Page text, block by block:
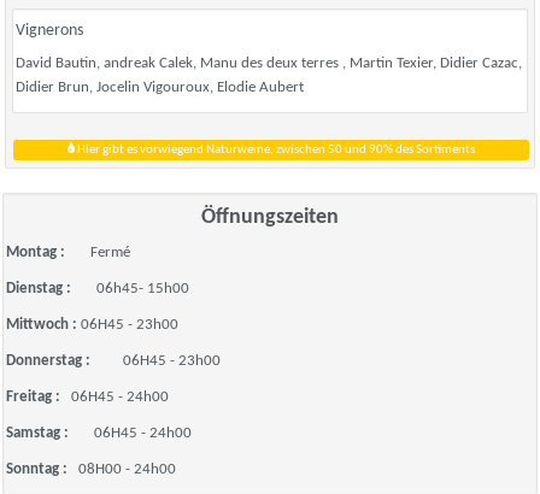
Vignerons
David Bautin, andreak Calek, Manu des deux terres , Martin Texier, Didier Cazac,
Didier Brun, Jocelin Vigouroux, Elodie Aubert
Hier gibt es vorwiegend Naturweine, zwischen 50 und 90% des Sortiments
Öffnungszeiten
Montag : Fermé
Dienstag : 06h45- 15h00
Mittwoch : 06H45 - 23h00
Donnerstag : 06H45 - 23h00
Freitag : 06H45 - 24h00
Samstag : 06H45 - 24h00
Sonntag : 08H00 - 24h00